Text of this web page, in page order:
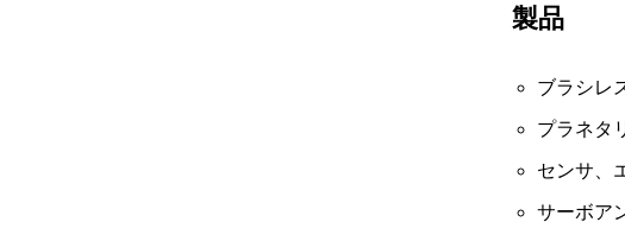
製品
ブラシレ
プラネタ
センサ、
サーボア